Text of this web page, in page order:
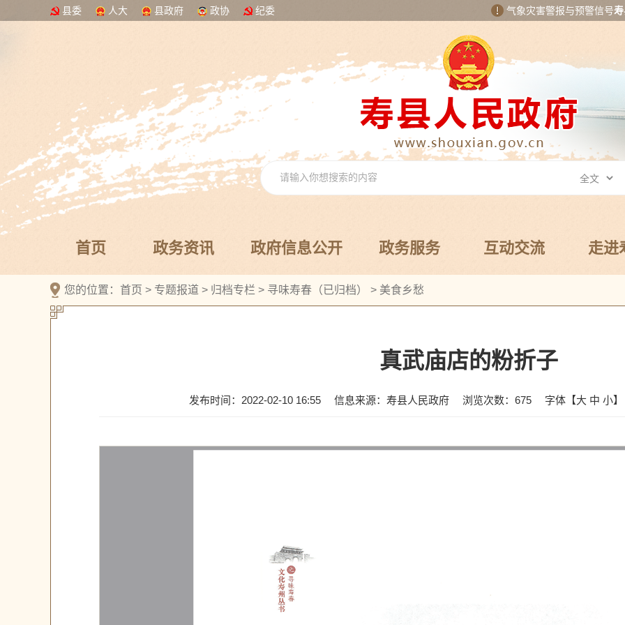
县委 人大 县政府 政协 纪委 气象灾害警报与预警信号
首页 政务资讯 政府信息公开 政务服务 互动交流 走进
您的位置： 首页 > 专题报道 > 归档专栏 > 寻味寿春（已归档） > 美食乡愁
真武庙店的粉折子
发布时间：2022-02-10 16:55 信息来源：寿县人民政府 浏览次数： 675 字体【大 中 小】